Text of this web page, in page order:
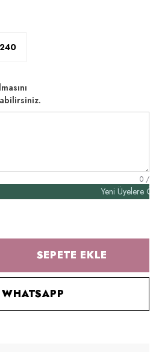
0 /
Yeni Üyelere Özel
SEPETE EKLE
WHATSAPP